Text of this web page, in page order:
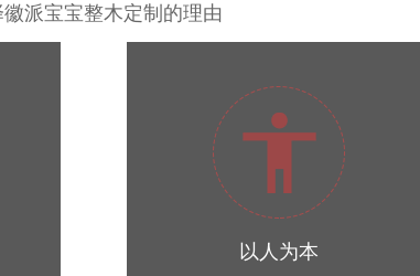
派宝宝整木定制的理由
以人为本